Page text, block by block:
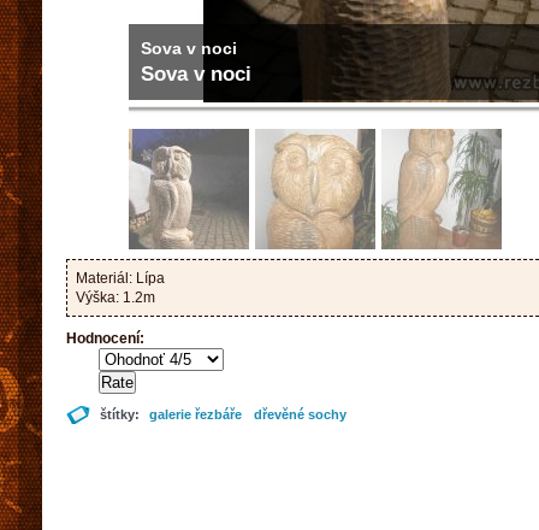
Sova v noci
Sova v noci
Materiál: Lípa
Výška: 1.2m
Hodnocení:
štítky: galerie řezbáře dřevěné sochy